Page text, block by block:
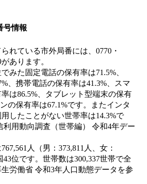
号情報
れている市外局番には、0770・
あります。
みた固定電話の保有率は71.5%、
、携帯電話の保有率は41.3%、スマ
は86.5%、タブレット型端末の保有
の保有率は67.1%です。またインタ
したことがない世帯率は14.3%で
利用動向調査（世帯編） 令和4年デー
人（男：373,811人、女：
43位です。世帯数は300,337世帯で全
労働省 令和3年人口動態データを参